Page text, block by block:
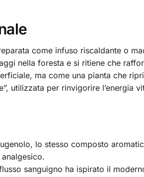
come infuso riscaldante o
nella foresta e si ritiene che
ma come una pianta che
utilizzata per rinvigorire l’energia
lo stesso composto
sanguigno ha ispirato il